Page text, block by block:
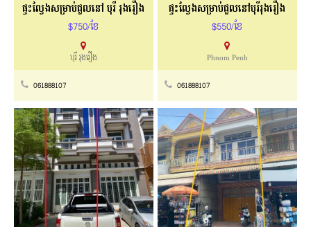
ផ្ទះល្វែងសម្រាប់ជួលនៅ បុរី រុងរឿង
$750/ខែ
បុរី រុងរឿង
061888107
ផ្ទះល្វែងសម្រាប់ជួលនៅបុរីរុងរឿង
$550/ខែ
Phnom Penh
061888107